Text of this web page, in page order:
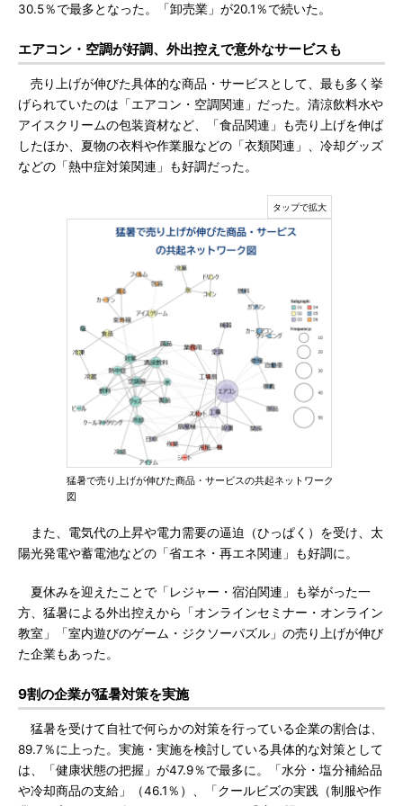
30.5％で最多となった。「卸売業」が20.1％で続いた。
エアコン・空調が好調、外出控えで意外なサービスも
売り上げが伸びた具体的な商品・サービスとして、最も多く挙
げられていたのは「エアコン・空調関連」だった。清涼飲料水や
アイスクリームの包装資材など、「食品関連」も売り上げを伸ば
したほか、夏物の衣料や作業服などの「衣類関連」、冷却グッズ
などの「熱中症対策関連」も好調だった。
猛暑で売り上げが伸びた商品・サービスの共起ネットワーク
図
また、電気代の上昇や電力需要の逼迫（ひっぱく）を受け、太
陽光発電や蓄電池などの「省エネ・再エネ関連」も好調に。
夏休みを迎えたことで「レジャー・宿泊関連」も挙がった一
方、猛暑による外出控えから「オンラインセミナー・オンライン
教室」「室内遊びのゲーム・ジクソーパズル」の売り上げが伸び
た企業もあった。
9割の企業が猛暑対策を実施
猛暑を受けて自社で何らかの対策を行っている企業の割合は、
89.7％に上った。実施・実施を検討している具体的な対策として
は、「健康状態の把握」が47.9％で最多に。「水分・塩分補給品
や冷却商品の支給」（46.1％）、「クールビズの実践（制服や作